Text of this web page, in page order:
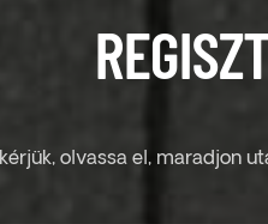
kérjük, olvassa el, maradjon